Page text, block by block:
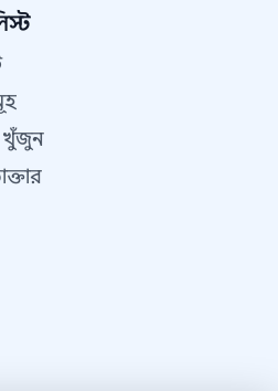
খুঁজুন